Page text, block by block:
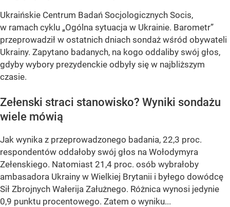
Ukraińskie Centrum Badań Socjologicznych Socis,
w ramach cyklu „Ogólna sytuacja w Ukrainie. Barometr”
przeprowadził w ostatnich dniach sondaż wśród obywateli
Ukrainy. Zapytano badanych, na kogo oddaliby swój głos,
gdyby wybory prezydenckie odbyły się w najbliższym
czasie.
Zełenski straci stanowisko? Wyniki sondażu
wiele mówią
Jak wynika z przeprowadzonego badania, 22,3 proc.
respondentów oddałoby swój głos na Wołodymyra
Zełenskiego. Natomiast 21,4 proc. osób wybrałoby
ambasadora Ukrainy w Wielkiej Brytanii i byłego dowódcę
Sił Zbrojnych Wałerija Załużnego. Różnica wynosi jedynie
0,9 punktu procentowego. Zatem o wyniku...